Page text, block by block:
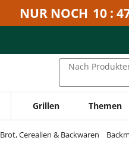
NUR NOCH 10 :
Nach
Grillen Themen
Brot, Cerealien & Backwaren